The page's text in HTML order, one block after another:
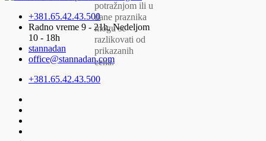
+381.65.42.43.500
Radno vreme 9 - 21h, Nedeljom
10 - 18h
stannadan
office@stannadan.com
+381.65.42.43.500
potražnjom ili u
dane praznika
mogu se
razlikovati od
prikazanih
cena.